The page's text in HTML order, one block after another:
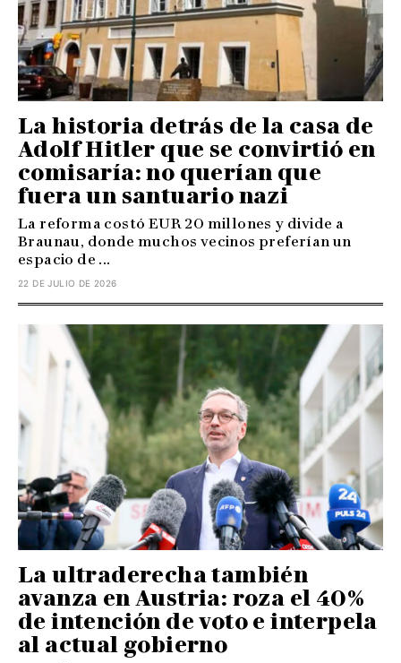
La historia detrás de la casa de
Adolf Hitler que se convirtió en
comisaría: no querían que
fuera un santuario nazi
La reforma costó EUR 20 millones y divide a
Braunau, donde muchos vecinos preferían un
espacio de ...
22 DE JULIO DE 2026
La ultraderecha también
avanza en Austria: roza el 40%
de intención de voto e interpela
al actual gobierno